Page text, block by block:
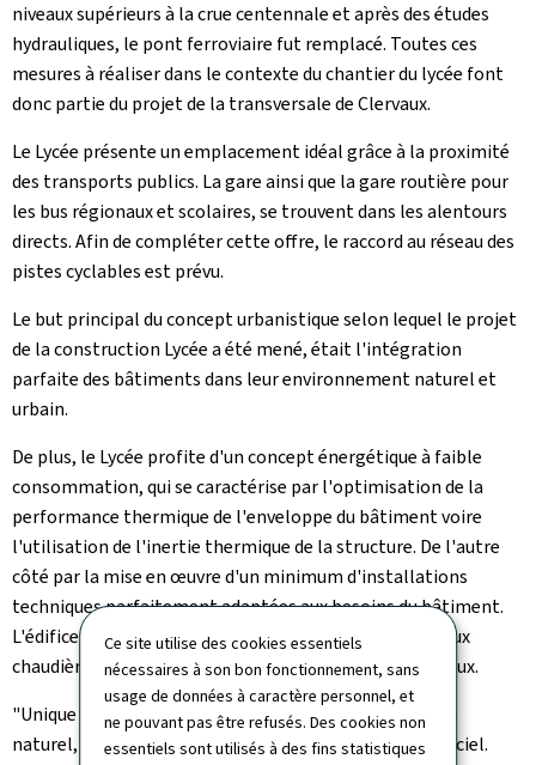
Ce site utilise des cookies essentiels
nécessaires à son bon fonctionnement, sans
usage de données à caractère personnel, et
ne pouvant pas être refusés. Des cookies non
essentiels sont utilisés à des fins statistiques
niveaux supérieurs à la crue centennale et après des études
hydrauliques, le pont ferroviaire fut remplacé. Toutes ces
mesures à réaliser dans le contexte du chantier du lycée font
donc partie du projet de la transversale de Clervaux.
Le Lycée présente un emplacement idéal grâce à la proximité
des transports publics. La gare ainsi que la gare routière pour
les bus régionaux et scolaires, se trouvent dans les alentours
directs. Afin de compléter cette offre, le raccord au réseau des
pistes cyclables est prévu.
Le but principal du concept urbanistique selon lequel le projet
de la construction Lycée a été mené, était l'intégration
parfaite des bâtiments dans leur environnement naturel et
urbain.
De plus, le Lycée profite d'un concept énergétique à faible
consommation, qui se caractérise par l'optimisation de la
performance thermique de l'enveloppe du bâtiment voire
l'utilisation de l'inertie thermique de la structure. De l'autre
côté par la mise en œuvre d'un minimum d'installations
techniques parfaitement adaptées aux besoins du bâtiment.
L'édifice hautement efficient profite par ailleurs de deux
chaudières bois et d'un système de récupération des eaux.
"Unique dans ce projet est la conception d'un éclairage
naturel, afin de réduire l'utilisation de l'éclairage artificiel.